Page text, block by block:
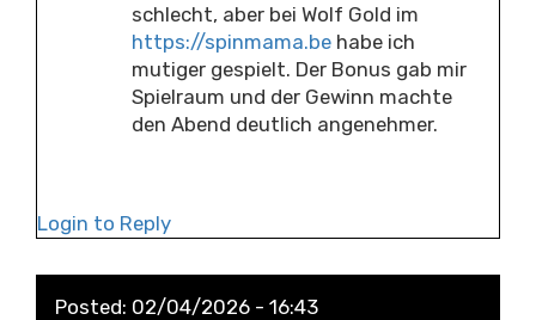
schlecht, aber bei Wolf Gold im
https://spinmama.be habe ich
mutiger gespielt. Der Bonus gab mir
Spielraum und der Gewinn machte
den Abend deutlich angenehmer.
Login to Reply
Posted: 02/04/2026 - 16:43